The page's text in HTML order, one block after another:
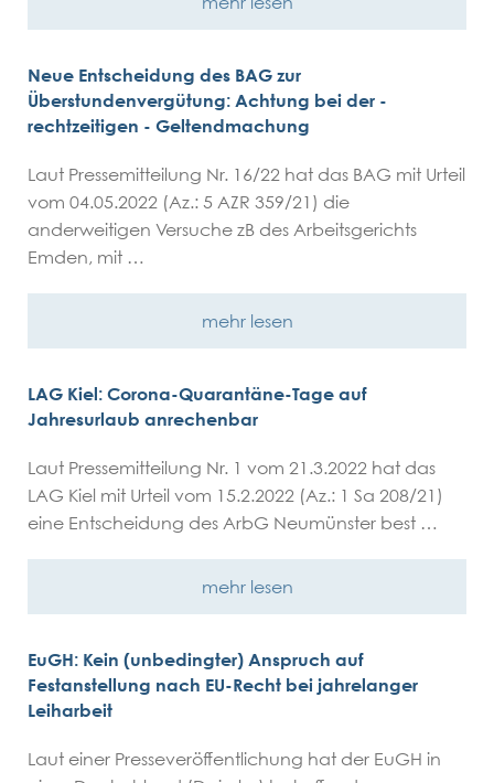
Neue Entscheidung des BAG zur
Überstundenvergütung: Achtung bei der -
rechtzeitigen - Geltendmachung
Laut Pressemitteilung Nr. 16/22 hat das BAG mit Urteil
vom 04.05.2022 (Az.: 5 AZR 359/21) die
anderweitigen Versuche zB des Arbeitsgerichts
Emden, mit …
mehr lesen
LAG Kiel: Corona-Quarantäne-Tage auf
Jahresurlaub anrechenbar
Laut Pressemitteilung Nr. 1 vom 21.3.2022 hat das
LAG Kiel mit Urteil vom 15.2.2022 (Az.: 1 Sa 208/21)
eine Entscheidung des ArbG Neumünster best …
mehr lesen
EuGH: Kein (unbedingter) Anspruch auf
Festanstellung nach EU-Recht bei jahrelanger
Leiharbeit
Laut einer Presseveröffentlichung hat der EuGH in